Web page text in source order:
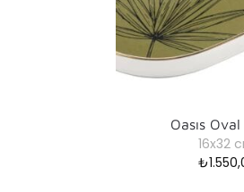
Oasıs Oval
16x32
₺